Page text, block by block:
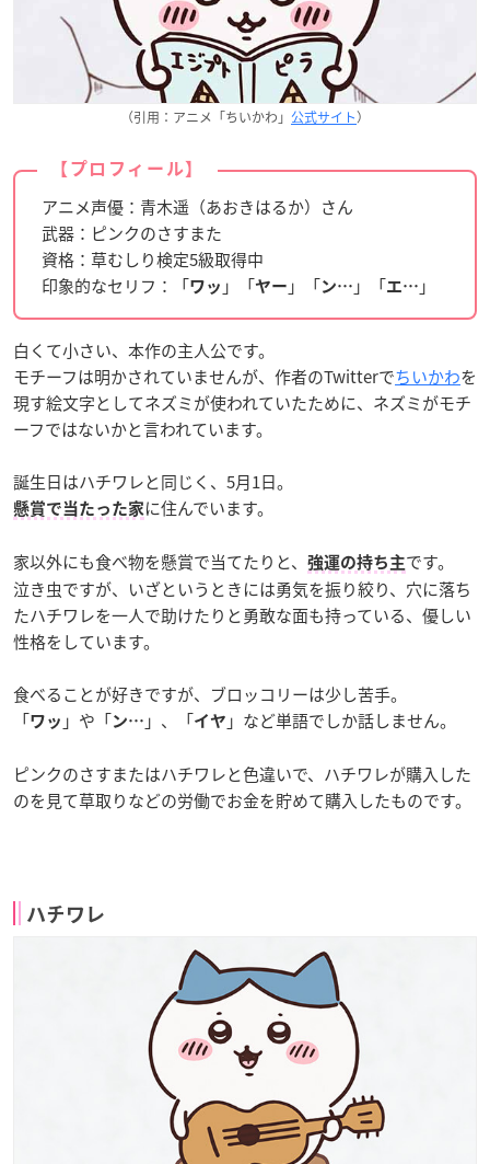
（引用：アニメ「ちいかわ」 公式サイト）
【プロフィール】
アニメ声優：青木遥（あおきはるか）さん
武器：ピンクのさすまた
資格：草むしり検定5級取得中
印象的なセリフ：
「ワッ 」「ヤー 」「ン… 」「エ… 」
白くて小さい、本作の主人公です。
モチーフは明かされていませんが、作者のTwitterでちいかわを
現す絵文字としてネズミが使われていたために、ネズミがモチ
ーフではないかと言われています。
誕生日はハチワレと同じく、5月1日。
懸賞で当たった家 に住んでいます。
家以外にも食べ物を懸賞で当てたりと、 強運の持ち主です。
泣き虫ですが、いざというときには勇気を振り絞り、穴に落ち
たハチワレを一人で助けたりと勇敢な面も持っている、優しい
性格をしています。
食べることが好きですが、ブロッコリーは少し苦手。
「ワッ 」や「ン… 」、「イヤ 」など単語でしか話しません。
ピンクのさすまたはハチワレと色違いで、ハチワレが購入した
のを見て草取りなどの労働でお金を貯めて購入したものです。
ハチワレ